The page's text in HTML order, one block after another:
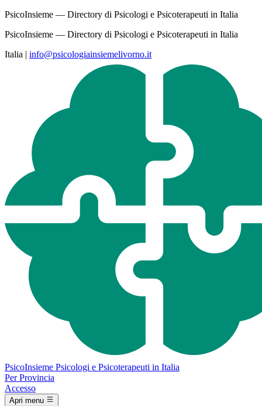
PsicoInsieme — Directory di Psicologi e Psicoterapeuti in Italia
PsicoInsieme — Directory di Psicologi e Psicoterapeuti in Italia
Italia | info@psicologiainsiemelivorno.it
PsicoInsieme Psicologi e Psicoterapeuti in Italia
Per Provincia
Accesso
Apri menu